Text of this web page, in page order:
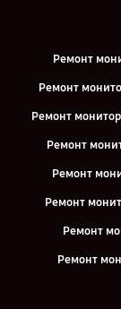
Ремонт
Ремонт
Ремонт
Ремонт
Ремонт
Ремонт
Ремонт
Ремонт